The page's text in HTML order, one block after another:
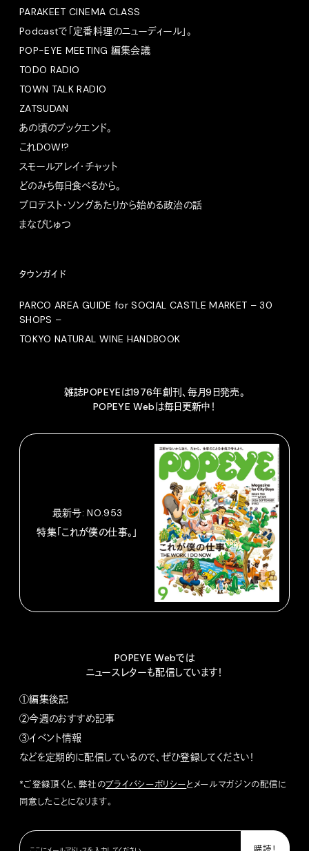
PARAKEET CINEMA CLASS
Podcastで「定番料理のニューディール」。
POP-EYE MEETING 編集会議
TODO RADIO
TOWN TALK RADIO
ZATSUDAN
あの頃のブックエンド。
これDOW!?
スモールアレイ・チャット
どのみち毎日食べるから。
プロテスト・ソングあたりから始める政治の話
まなびじゅつ
タウンガイド
PARCO AREA GUIDE for SOCIAL CASTLE MARKET – 30
SHOPS –
TOKYO NATURAL WINE HANDBOOK
雑誌POPEYEは1976年創刊、毎月9日発売。
POPEYE Webは毎日更新中！
最新号: NO.953
特集「これが僕の仕事。」
POPEYE Webでは
ニュースレターも配信しています！
①編集後記
②今週のおすすめ記事
③イベント情報
などを定期的に配信しているので、ぜひ登録してください！
*ご登録頂くと、弊社のプライバシーポリシーとメールマガジンの配信に
同意したことになります。